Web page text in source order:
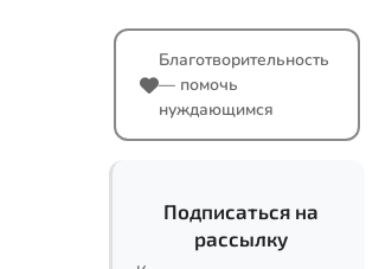
Благотворительность
— помочь
нуждающимся
Подписаться на
рассылку